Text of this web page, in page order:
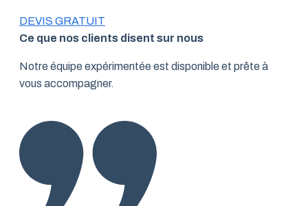
DEVIS GRATUIT
Ce que nos clients disent sur nous
Notre équipe expérimentée est disponible et prête à
vous accompagner.